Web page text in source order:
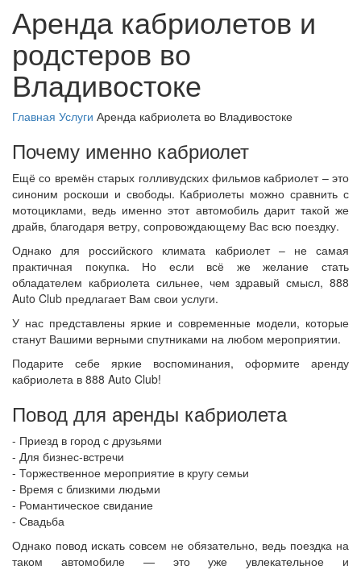
Аренда кабриолетов и
родстеров во
Владивостоке
Главная Услуги Аренда кабриолета во Владивостоке
Почему именно кабриолет
Ещё со времён старых голливудских фильмов кабриолет – это
синоним роскоши и свободы. Кабриолеты можно сравнить с
мотоциклами, ведь именно этот автомобиль дарит такой же
драйв, благодаря ветру, сопровождающему Вас всю поездку.
Однако для российского климата кабриолет – не самая
практичная покупка. Но если всё же желание стать
обладателем кабриолета сильнее, чем здравый смысл, 888
Auto Club предлагает Вам свои услуги.
У нас представлены яркие и современные модели, которые
станут Вашими верными спутниками на любом мероприятии.
Подарите себе яркие воспоминания, оформите аренду
кабриолета в 888 Auto Club!
Повод для аренды кабриолета
- Приезд в город с друзьями
- Для бизнес-встречи
- Торжественное мероприятие в кругу семьи
- Время с близкими людьми
- Романтическое свидание
- Свадьба
Однако повод искать совсем не обязательно, ведь поездка на
таком автомобиле — это уже увлекательное и